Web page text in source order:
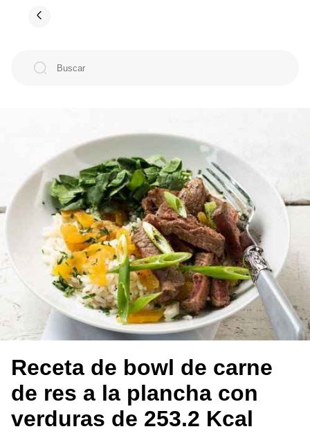
Receta de bowl de carne
de res a la plancha con
verduras de 253.2 Kcal